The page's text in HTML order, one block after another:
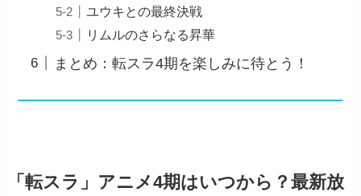
ユウキとの最終決戦
リムルのさらなる昇華
まとめ：転スラ4期を楽しみに待とう！
「転スラ」アニメ4期はいつから？最新放